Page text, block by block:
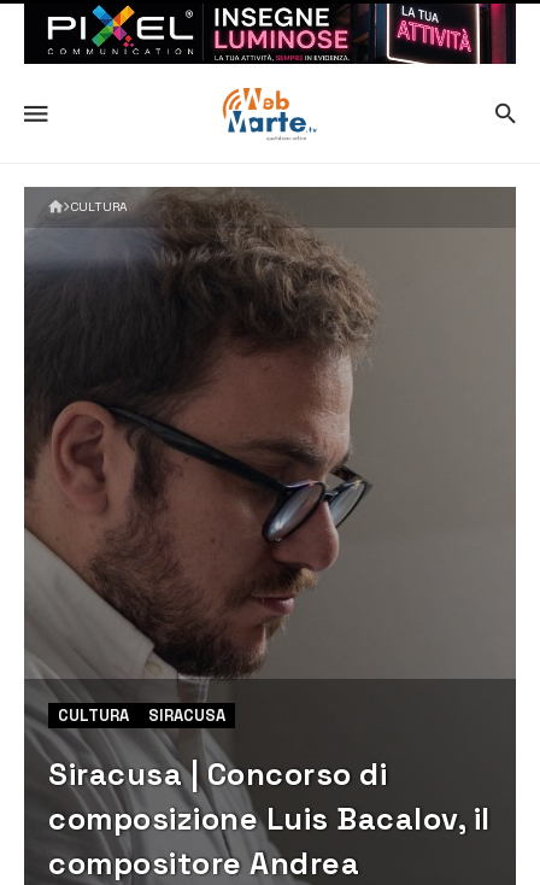
CULTURA
CULTURA SIRACUSA
Siracusa | Concorso di
composizione Luis Bacalov, il
compositore Andrea